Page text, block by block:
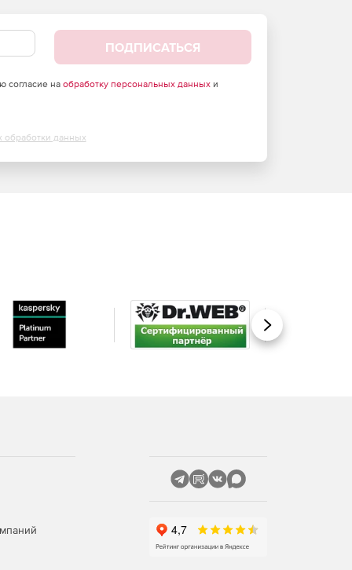
ПОДПИСАТЬСЯ
согласие на обработку персональных данныхи
обработки данных
Вперед